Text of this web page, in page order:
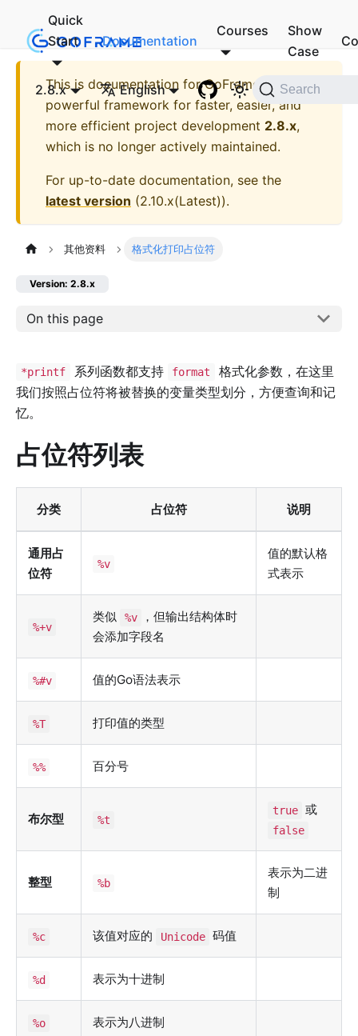
Quick
Start
Documentation
Courses
Show
Case
2.8.x English Search
This is documentation forGoFrame - A
powerful framework for faster, easier, and
more efficient project development 2.8.x,
which is no longer actively maintained.
For up-to-date documentation, see the
latest version (2.10.x(Latest)).
其他资料 格式化打印占位符
Version: 2.8.x
On this page
*printf 系列函数都支持 format
格式化参数，在这里
我们按照占位符将被替换的变量类型划分，方便查询和记
忆。
占位符列表
分类 占位符 说明
通用占
位符
%v
值的默认格
式表示
%+v
类似 %v
，但输出结构体时
会添加字段名
%#v 值的Go语法表示
%T 打印值的类型
%% 百分号
布尔型 %t
true 或
false
整型 %b
表示为二进
制
%c 该值对应的 Unicode 码值
%d 表示为十进制
%o 表示为八进制